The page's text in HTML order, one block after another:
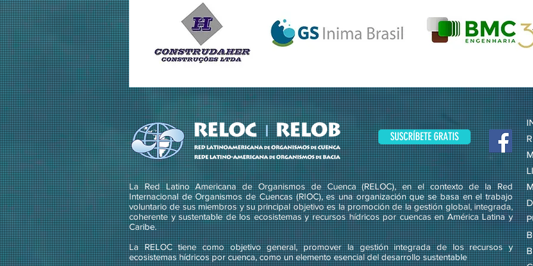
SUSCRÍBETE GRATIS
La Red Latino Americana de Organismos de Cuenca (RELOC), en el contexto de la Red
Internacional de Organismos de Cuencas (RIOC), es una organización que se basa en el trabajo
voluntario de sus miembros y su principal objetivo es la promoción de la gestión global, integrada,
coherente y sustentable de los ecosistemas y recursos hídricos por cuencas en América Latina y
Caribe.
La RELOC tiene como objetivo general, promover la gestión integrada de los recursos y
ecosistemas hídricos por cuenca, como un elemento esencial del desarrollo sustentable